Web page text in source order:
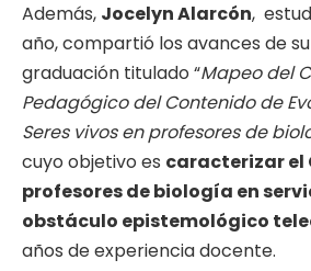
Además, Jocelyn Alarcón,
año, compartió los avances de
graduación titulado “Mapeo del
Pedagógico del Contenido de
Seres vivos en profesores de
cuyo objetivo es caracterizar el
profesores de biología en
obstáculo epistemológico
años de experiencia docente.